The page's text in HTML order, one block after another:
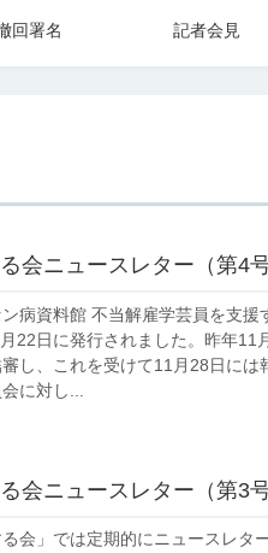
回署名 記者会見
会ニュースレター（第4号
ン病資料館 不当解雇学芸員を支
22日に発行されました。昨年11
し、これを受けて11月28日に
に対し...
会ニュースレター（第3号
る会」では定期的にニュースレ